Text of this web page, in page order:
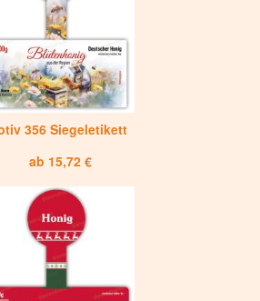
356 Siegeletikett
ab 15,72 €